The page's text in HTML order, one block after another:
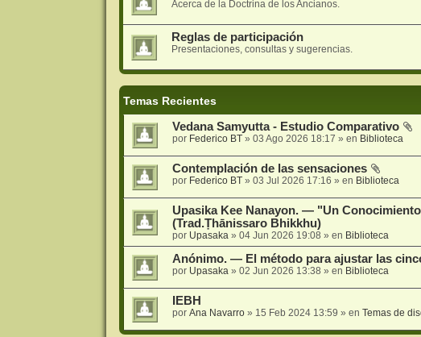
Acerca de la Doctrina de los Ancianos.
Reglas de participación
Presentaciones, consultas y sugerencias.
Temas Recientes
Vedana Samyutta - Estudio Comparativo
por Federico BT» 03 Ago 2026 18:17 » en Biblioteca
Contemplación de las sensaciones
por Federico BT» 03 Jul 2026 17:16 » en Biblioteca
Upasika Kee Nanayon. — "Un
(Trad.Ṭhānissaro Bhikkhu)
por Upasaka» 04 Jun 2026 19:08 » en Biblioteca
Anónimo. — El método para ajustar las
por Upasaka» 02 Jun 2026 13:38 » en Biblioteca
IEBH
por Ana Navarro» 15 Feb 2024 13:59 » en Temas de